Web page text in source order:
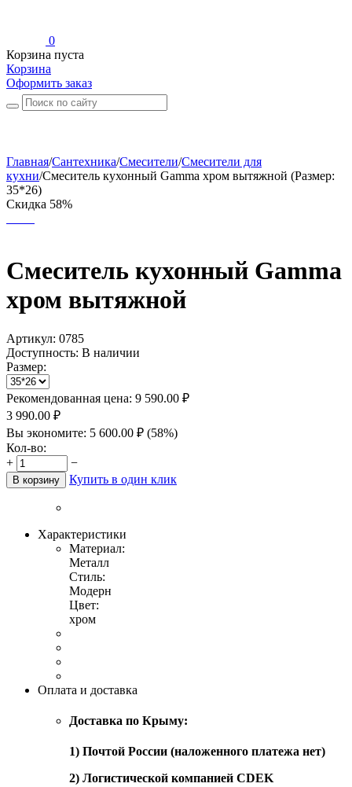
0
Корзина пуста
Корзина
Оформить заказ
Главная/Сантехника/Смесители/Смесители для
кухни/Смеситель кухонный Gamma хром вытяжной (Размер:
35*26)
Скидка 58%
Смеситель кухонный Gamma
хром вытяжной
Артикул: 0785
Доступность: В наличии
Размер:
Рекомендованная цена: 9 590.00 ₽
3 990.00 ₽
Вы экономите: 5 600.00 ₽ (58%)
Кол-во:
+
−
В корзину Купить в один клик
Характеристики
Материал:
Металл
Стиль:
Модерн
Цвет:
хром
Оплата и доставка
Доставка по Крыму:
1) Почтой России (наложенного платежа нет)
2) Логистической компанией CDEK